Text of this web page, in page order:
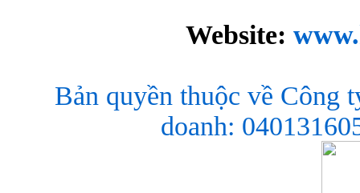
Website:
Bản quyền thuộc về Công
doanh: